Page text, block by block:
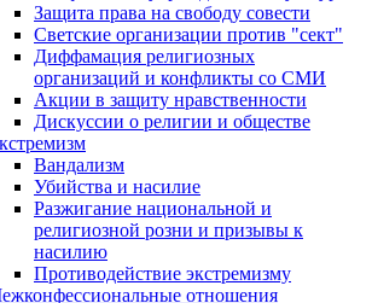
Защита права на свободу совести
Светские организации против "сект"
Диффамация религиозных
организаций и конфликты со СМИ
Акции в защиту нравственности
Дискуссии о религии и обществе
Вандализм
Убийства и насилие
Разжигание национальной и
религиозной розни и призывы к
насилию
Противодействие экстремизму
отношения